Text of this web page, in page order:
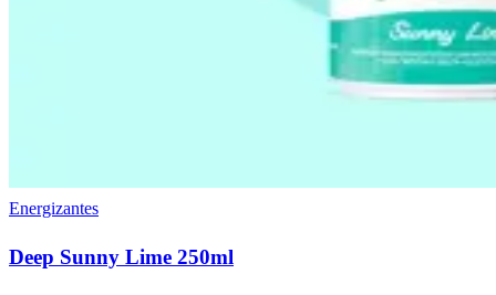
Energizantes
Deep Sunny Lime 250ml